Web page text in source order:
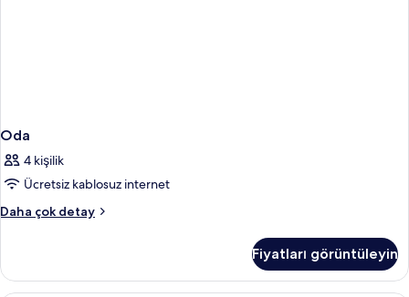
Oda
4 kişilik
Ücretsiz kablosuz internet
Daha çok detay
Oda
detay
Fiyatları görüntüleyin